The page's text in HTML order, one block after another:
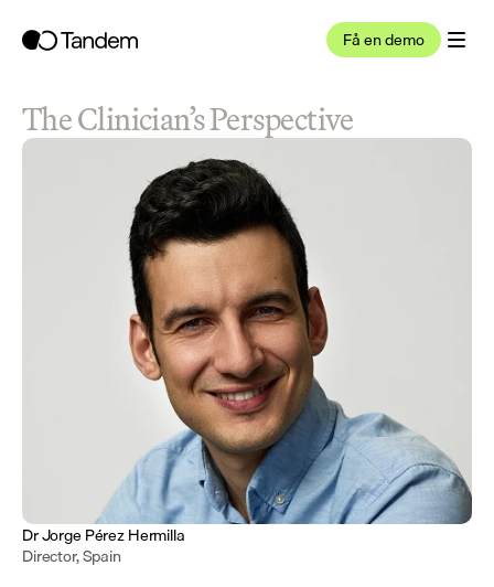
Få en demo
The Clinician’s Perspective
Dr Jorge Pérez Hermilla
Director, Spain